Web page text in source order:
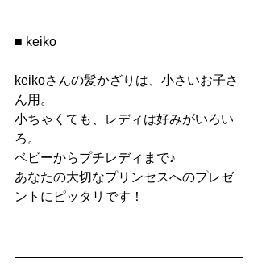
■ keiko
keikoさんの髪かざりは、小さいお子さ
ん用。
小ちゃくても、レディは好みがいろい
ろ。
ベビーからプチレディまで♪
あなたの大切なプリンセスへのプレゼ
ントにピッタリです！